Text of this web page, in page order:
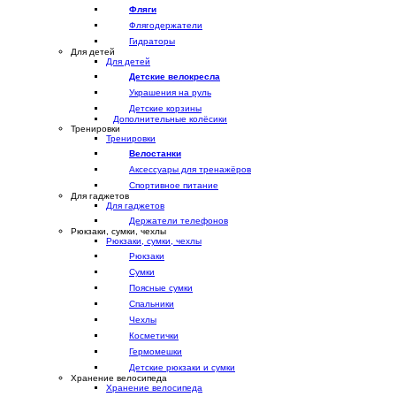
Фляги
Флягодержатели
Гидраторы
Для детей
Для детей
Детские велокресла
Украшения на руль
Детские корзины
Дополнительные колёсики
Тренировки
Тренировки
Велостанки
Аксессуары для тренажёров
Спортивное питание
Для гаджетов
Для гаджетов
Держатели телефонов
Рюкзаки, сумки, чехлы
Рюкзаки, сумки, чехлы
Рюкзаки
Сумки
Поясные сумки
Спальники
Чехлы
Косметички
Гермомешки
Детские рюкзаки и сумки
Хранение велосипеда
Хранение велосипеда